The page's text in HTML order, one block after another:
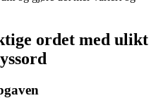
ordet med ulikt